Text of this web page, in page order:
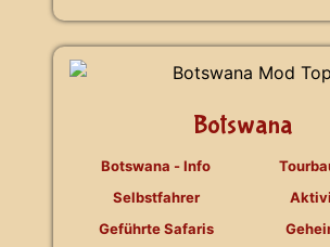
Botswana
Botswana - Info
Selbstfahrer
Geführte Safaris